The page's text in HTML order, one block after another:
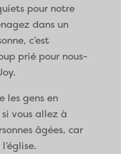
pour notre
dans un
c’est
prié pour nous-
les gens en
vous allez à
âgées, car